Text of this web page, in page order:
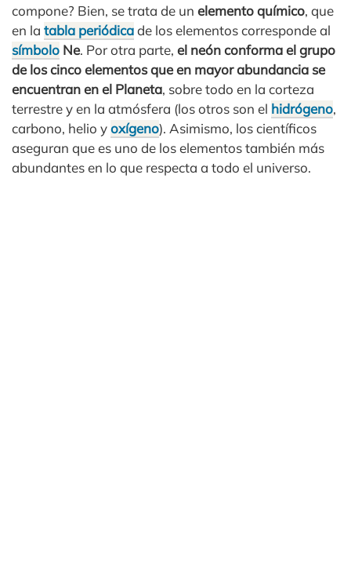
compone? Bien, se trata de un elemento químico, que
en la tabla periódicade los elementos corresponde al
símbolo Ne. Por otra parte, el neón conforma el grupo
de los cinco elementos que en mayor abundancia se
encuentran en el Planeta, sobre todo en la corteza
terrestre y en la atmósfera (los otros son el hidrógeno,
carbono, helio yoxígeno). Asimismo, los científicos
aseguran que es uno de los elementos también más
abundantes en lo que respecta a todo el universo.